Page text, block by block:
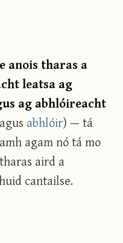
anois tharas a
leatsa ag
ag abhlóireacht
agus abhlóir) — tá
agam nó tá mo
aird a
cantailse.